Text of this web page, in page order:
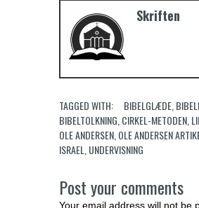
Skriften
TAGGED WITH: BIBELGLÆDE
BIBELTOLKNING CIRKEL-METODEN
OLE ANDERSEN OLE ANDERSEN
ISRAEL UNDERVISNING
Post your comments
Your email address will not be